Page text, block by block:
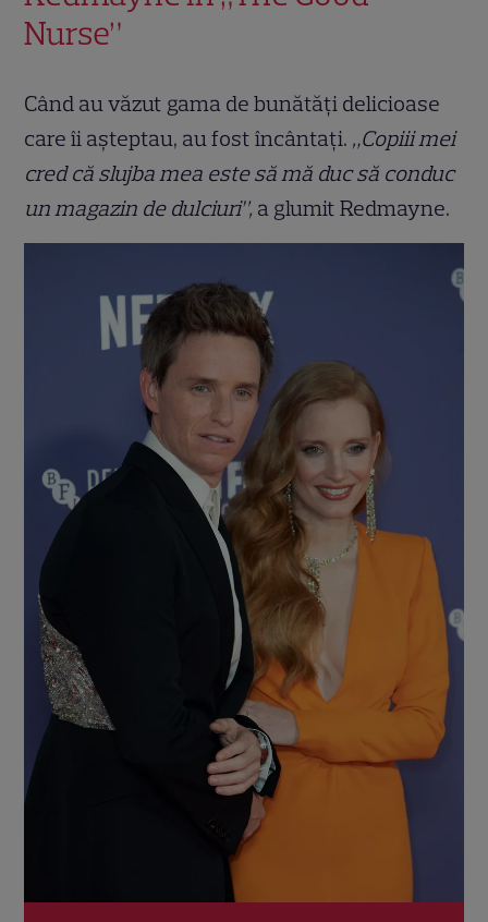
Nurse”
Când au văzut gama de bunătăți delicioase
care îi așteptau, au fost încântați. „Copiii mei
cred că slujba mea este să mă duc să conduc
un magazin de dulciuri”, a glumit Redmayne.